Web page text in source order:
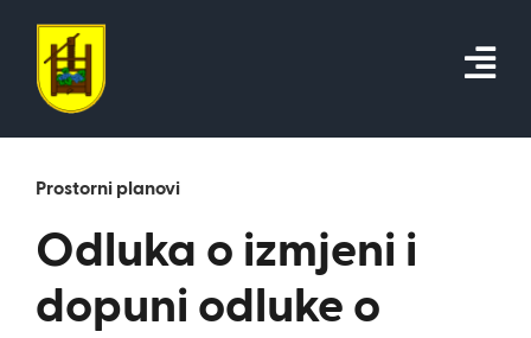
content
Prostorni planovi
Odluka o izmjeni i
dopuni odluke o